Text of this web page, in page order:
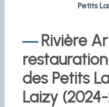
Petits
Rivière
des Petits
Laizy